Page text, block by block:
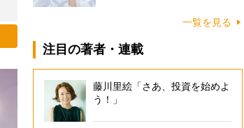
一覧を見る
注目の著者・連載
藤川里絵「さあ、投資を始めよ
う！」